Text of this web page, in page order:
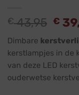
€43,95 €
Dimbare
kerstlampjes in de
van deze LED
ouderwetse